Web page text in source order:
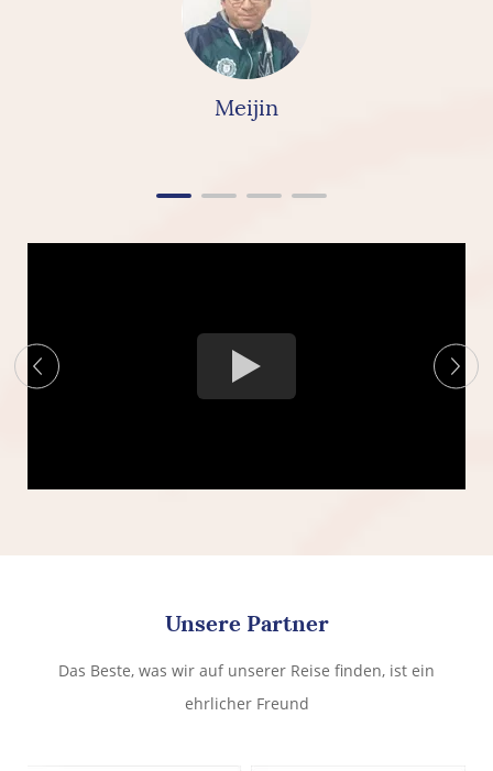
Meijin
Unsere Partner
Das Beste, was wir auf unserer Reise finden, ist ein
ehrlicher Freund